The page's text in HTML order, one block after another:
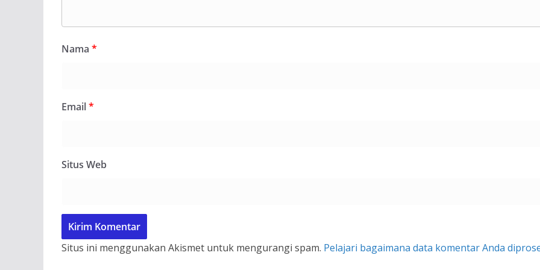
Nama *
Email*
Situs Web
Situs ini menggunakan Akismet untuk mengurangi spam. Pelajari bagaimana data komentar Anda